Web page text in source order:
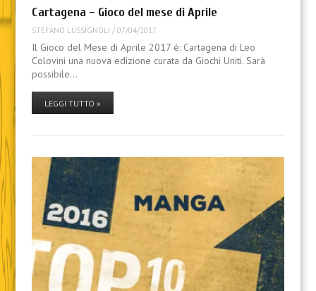
Cartagena – Gioco del mese di Aprile
STEFANO LUSSIGNOLI / 07/04/2017
Il Gioco del Mese di Aprile 2017 è: Cartagena di Leo
Colovini una nuova edizione curata da Giochi Uniti. Sarà
possibile…
LEGGI TUTTO »